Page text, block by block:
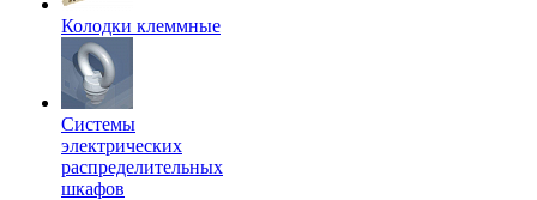
Колодки клеммные
Системы
электрических
распределительных
шкафов